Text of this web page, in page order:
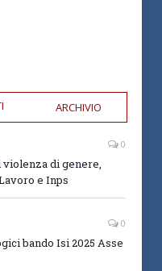
ARCHIVIO
0
violenza di genere,
e Inps
0
bando Isi 2025 Asse